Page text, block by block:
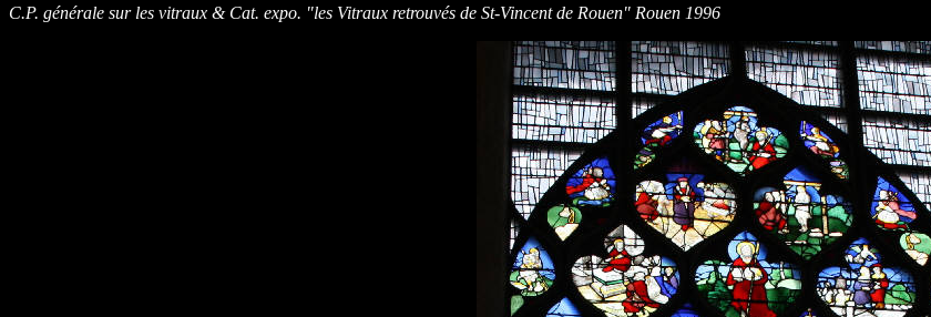
C.P. générale sur les vitraux & Cat. expo. "les Vitraux retrouvés de St-Vincent de Rouen" Rouen 1996